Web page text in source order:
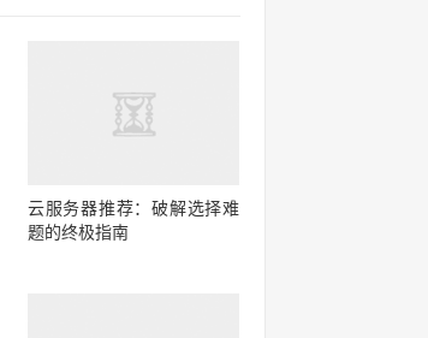
云服务器推荐：破解选择难
题的终极指南